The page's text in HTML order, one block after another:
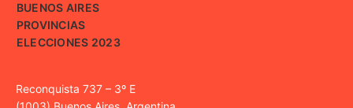
BUENOS AIRES
PROVINCIAS
ELECCIONES 2023
Reconquista 737 – 3º E